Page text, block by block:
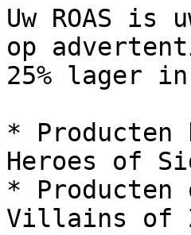
Uw ROAS is
op
25% lager
* Producten
Heroes of
* Producten
Villains of